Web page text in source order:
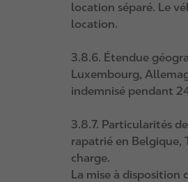
location séparé. Le
location.
3.8.6. Étendue
Luxembourg,
indemnisé pendant
3.8.7. Particularités
rapatrié en Belgique,
charge.
La mise à disposition